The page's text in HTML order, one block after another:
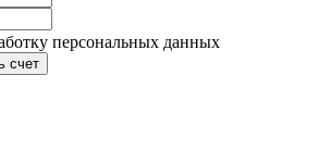
персональных данных
Создать счет